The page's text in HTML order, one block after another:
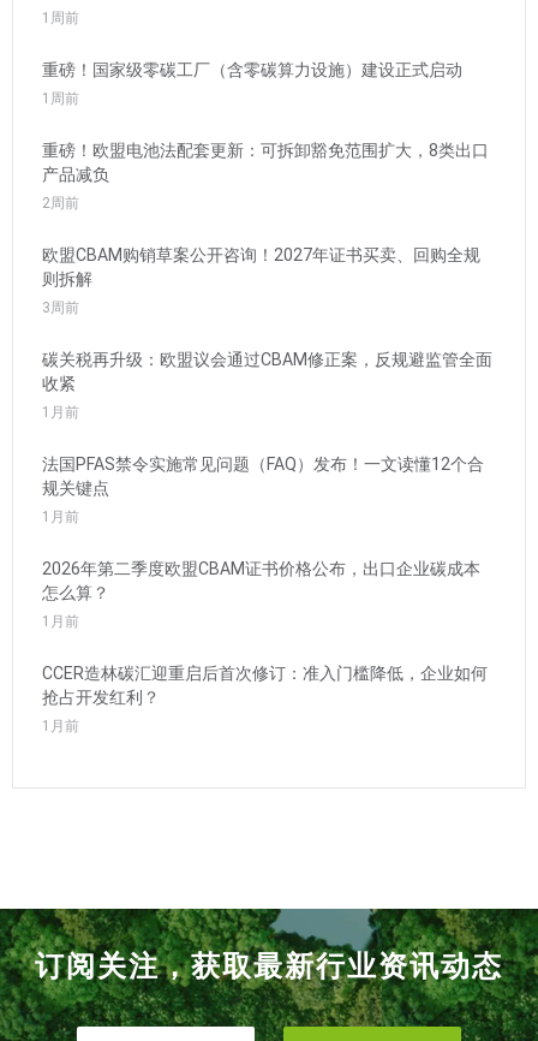
1周前
重磅！国家级零碳工厂（含零碳算力设施）建设正式启动
1周前
重磅！欧盟电池法配套更新：可拆卸豁免范围扩大，8类出口
产品减负
2周前
欧盟CBAM购销草案公开咨询！2027年证书买卖、回购全规
则拆解
3周前
碳关税再升级：欧盟议会通过CBAM修正案，反规避监管全面
收紧
1月前
法国PFAS禁令实施常见问题（FAQ）发布！一文读懂12个合
规关键点
1月前
2026年第二季度欧盟CBAM证书价格公布，出口企业碳成本
怎么算？
1月前
CCER造林碳汇迎重启后首次修订：准入门槛降低，企业如何
抢占开发红利？
1月前
订阅关注，获取最新行业资讯动态